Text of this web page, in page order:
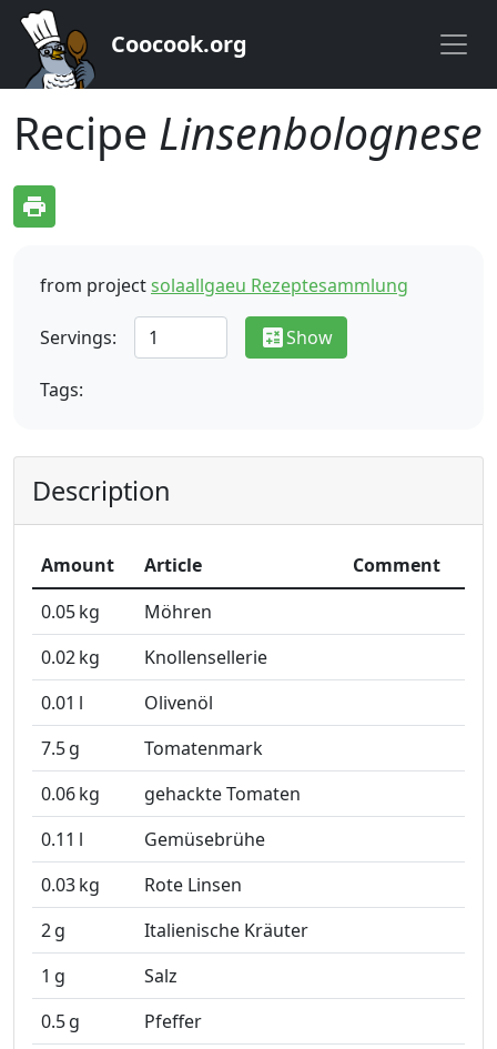
Coocook.org
Recipe Linsenbolognese
print
from projectsolaallgaeu Rezeptesammlung
Servings: calculateShow
Tags:
Description
Amount Article
Comment
0.05kg
Möhren
0.02kg
Knollensellerie
0.01 l
Olivenöl
7.5g
Tomatenmark
0.06kg
gehackte Tomaten
0.11 l
Gemüsebrühe
0.03kg
Rote Linsen
2g
Italienische Kräuter
1 g
Salz
0.5g
Pfeffer